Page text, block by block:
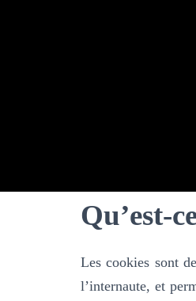
Qu’est-
Les cookies sont
l’internaute, et